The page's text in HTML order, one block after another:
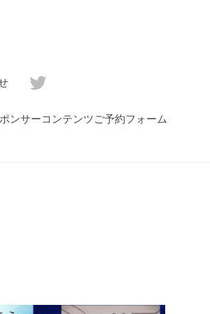
ンサーコンテンツご予約フォーム